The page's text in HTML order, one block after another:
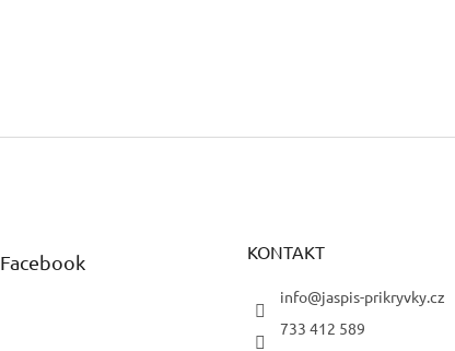
Facebook KONTAKT
info@jaspis-prikryvky.cz
733 412 589